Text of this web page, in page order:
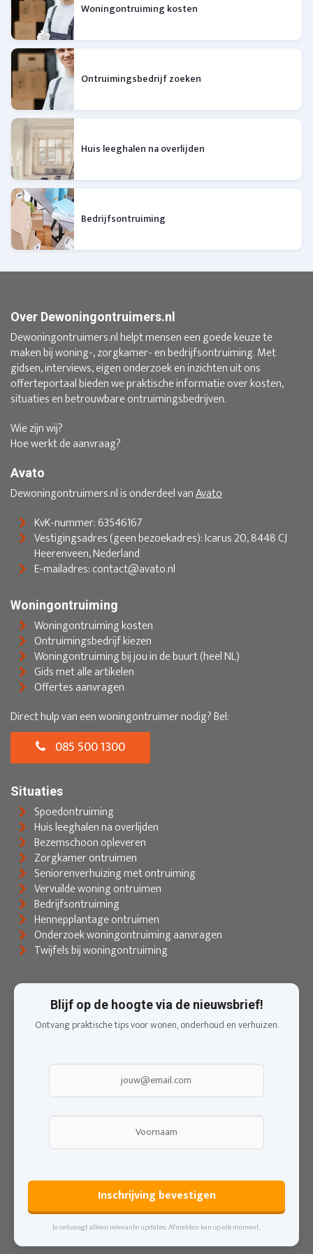
Woningontruiming kosten
Ontruimingsbedrijf zoeken
Huis leeghalen na overlijden
Bedrijfsontruiming
Over Dewoningontruimers.nl
Dewoningontruimers.nl helpt mensen een goede keuze te
maken bij woning-, zorgkamer- en bedrijfsontruiming. Met
gidsen, interviews, eigen onderzoek en inzichten uit ons
offerteportaal bieden we praktische informatie over kosten,
situaties en betrouwbare ontruimingsbedrijven.
Wie zijn wij?
Hoe werkt de aanvraag?
Avato
Dewoningontruimers.nl is onderdeel vanAvato
KvK-nummer: 63546167
Vestigingsadres (geen bezoekadres): Icarus 20, 8448 CJ
Heerenveen, Nederland
E-mailadres: contact@avato.nl
Woningontruiming
Woningontruiming kosten
Ontruimingsbedrijf kiezen
Woningontruiming bij jou in de buurt (heel NL)
Gids met alle artikelen
Offertes aanvragen
Direct hulp van een woningontruimer nodig? Bel:
085 500 1300
Situaties
Spoedontruiming
Huis leeghalen na overlijden
Bezemschoon opleveren
Zorgkamer ontruimen
Seniorenverhuizing met ontruiming
Vervuilde woning ontruimen
Bedrijfsontruiming
Hennepplantage ontruimen
Onderzoek woningontruiming aanvragen
Twijfels bij woningontruiming
Blijf op de hoogte via de nieuwsbrief!
Ontvang praktische tips voor wonen, onderhoud en verhuizen.
Inschrijving bevestigen
Je ontvangt alleen relevante updates. Afmelden kan op elk moment.